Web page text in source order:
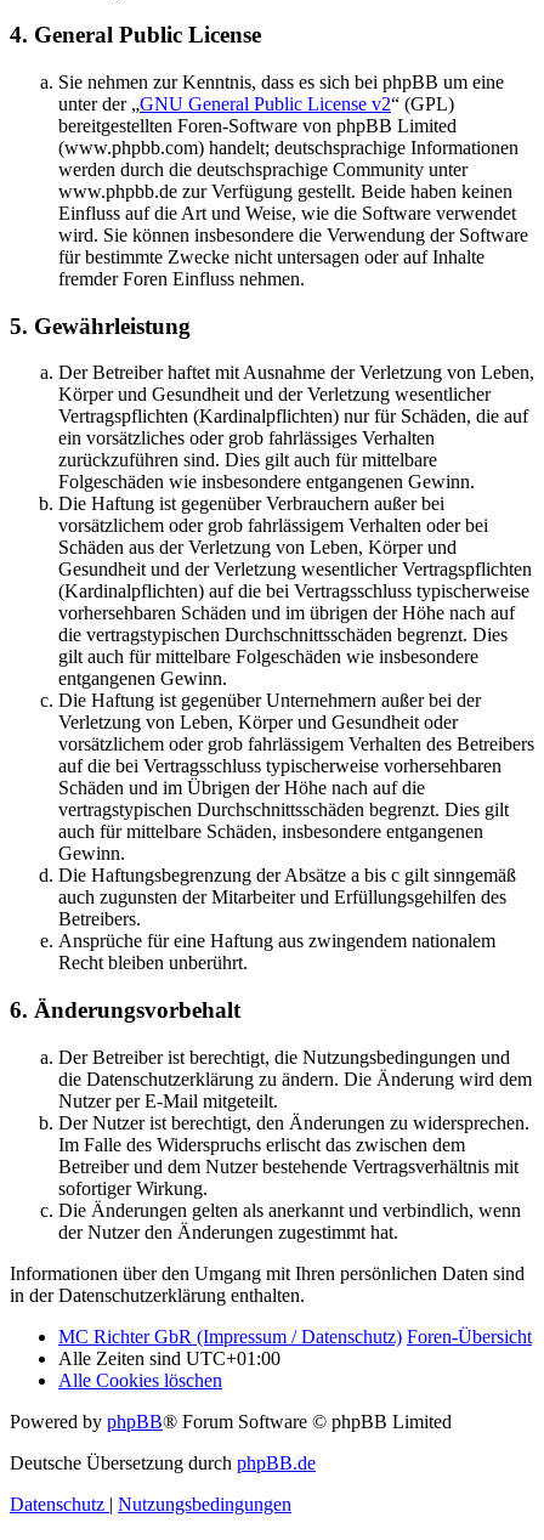
4. General Public License
Sie nehmen zur Kenntnis, dass es sich bei phpBB um eine
unter der „GNU General Public License v2“ (GPL)
bereitgestellten Foren-Software von phpBB Limited
(www.phpbb.com) handelt; deutschsprachige Informationen
werden durch die deutschsprachige Community unter
www.phpbb.de zur Verfügung gestellt. Beide haben keinen
Einfluss auf die Art und Weise, wie die Software verwendet
wird. Sie können insbesondere die Verwendung der Software
für bestimmte Zwecke nicht untersagen oder auf Inhalte
fremder Foren Einfluss nehmen.
5. Gewährleistung
Der Betreiber haftet mit Ausnahme der Verletzung von Leben,
Körper und Gesundheit und der Verletzung wesentlicher
Vertragspflichten (Kardinalpflichten) nur für Schäden, die auf
ein vorsätzliches oder grob fahrlässiges Verhalten
zurückzuführen sind. Dies gilt auch für mittelbare
Folgeschäden wie insbesondere entgangenen Gewinn.
Die Haftung ist gegenüber Verbrauchern außer bei
vorsätzlichem oder grob fahrlässigem Verhalten oder bei
Schäden aus der Verletzung von Leben, Körper und
Gesundheit und der Verletzung wesentlicher Vertragspflichten
(Kardinalpflichten) auf die bei Vertragsschluss typischerweise
vorhersehbaren Schäden und im übrigen der Höhe nach auf
die vertragstypischen Durchschnittsschäden begrenzt. Dies
gilt auch für mittelbare Folgeschäden wie insbesondere
entgangenen Gewinn.
Die Haftung ist gegenüber Unternehmern außer bei der
Verletzung von Leben, Körper und Gesundheit oder
vorsätzlichem oder grob fahrlässigem Verhalten des Betreibers
auf die bei Vertragsschluss typischerweise vorhersehbaren
Schäden und im Übrigen der Höhe nach auf die
vertragstypischen Durchschnittsschäden begrenzt. Dies gilt
auch für mittelbare Schäden, insbesondere entgangenen
Gewinn.
Die Haftungsbegrenzung der Absätze a bis c gilt sinngemäß
auch zugunsten der Mitarbeiter und Erfüllungsgehilfen des
Betreibers.
Ansprüche für eine Haftung aus zwingendem nationalem
Recht bleiben unberührt.
6. Änderungsvorbehalt
Der Betreiber ist berechtigt, die Nutzungsbedingungen und
die Datenschutzerklärung zu ändern. Die Änderung wird dem
Nutzer per E-Mail mitgeteilt.
Der Nutzer ist berechtigt, den Änderungen zu widersprechen.
Im Falle des Widerspruchs erlischt das zwischen dem
Betreiber und dem Nutzer bestehende Vertragsverhältnis mit
sofortiger Wirkung.
Die Änderungen gelten als anerkannt und verbindlich, wenn
der Nutzer den Änderungen zugestimmt hat.
Informationen über den Umgang mit Ihren persönlichen Daten sind
in der Datenschutzerklärung enthalten.
MC Richter GbR (Impressum / Datenschutz) Foren-Übersicht
Alle Zeiten sind UTC+01:00
Alle Cookies löschen
Powered by phpBB® Forum Software © phpBB Limited
Deutsche Übersetzung durch phpBB.de
Datenschutz | Nutzungsbedingungen